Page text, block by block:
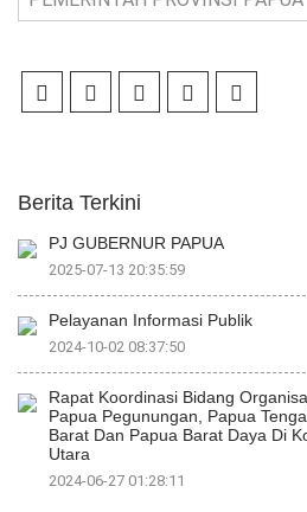
Berita Terkini
PJ GUBERNUR PAPUA
2025-07-13 20:35:59
Pelayanan Informasi Publik
2024-10-02 08:37:50
Rapat Koordinasi Bidang
Papua Pegunungan, Papua
Barat Dan Papua Barat Daya Di
Utara
2024-06-27 01:28:11